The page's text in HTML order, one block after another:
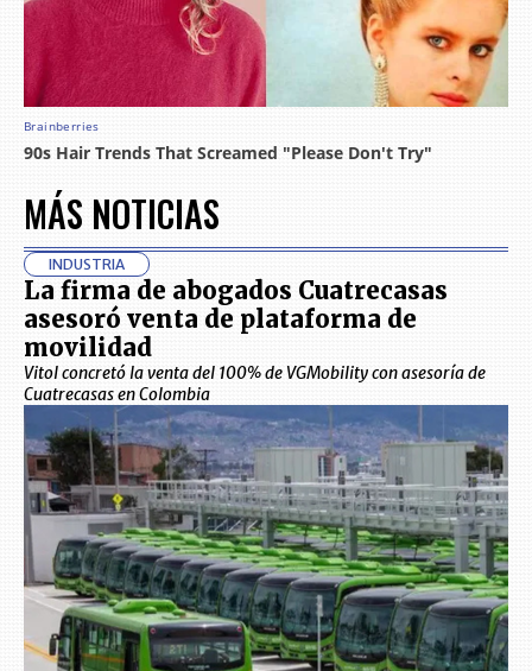
MÁS NOTICIAS
INDUSTRIA
La firma de abogados Cuatrecasas
asesoró venta de plataforma de
movilidad
Vitol concretó la venta del 100% de VGMobility con asesoría de
Cuatrecasas en Colombia